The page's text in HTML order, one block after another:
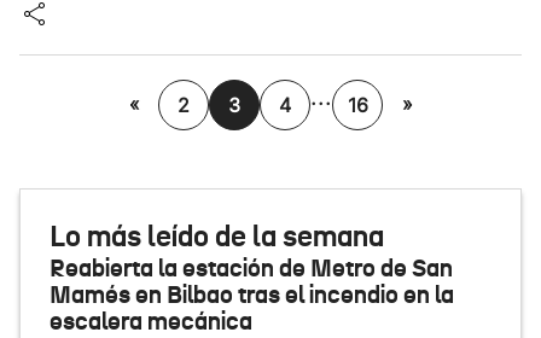
« 2 3 4 ... 16 »
Lo más leído de la semana
Reabierta la estación de Metro de San
Mamés en Bilbao tras el incendio en la
escalera mecánica